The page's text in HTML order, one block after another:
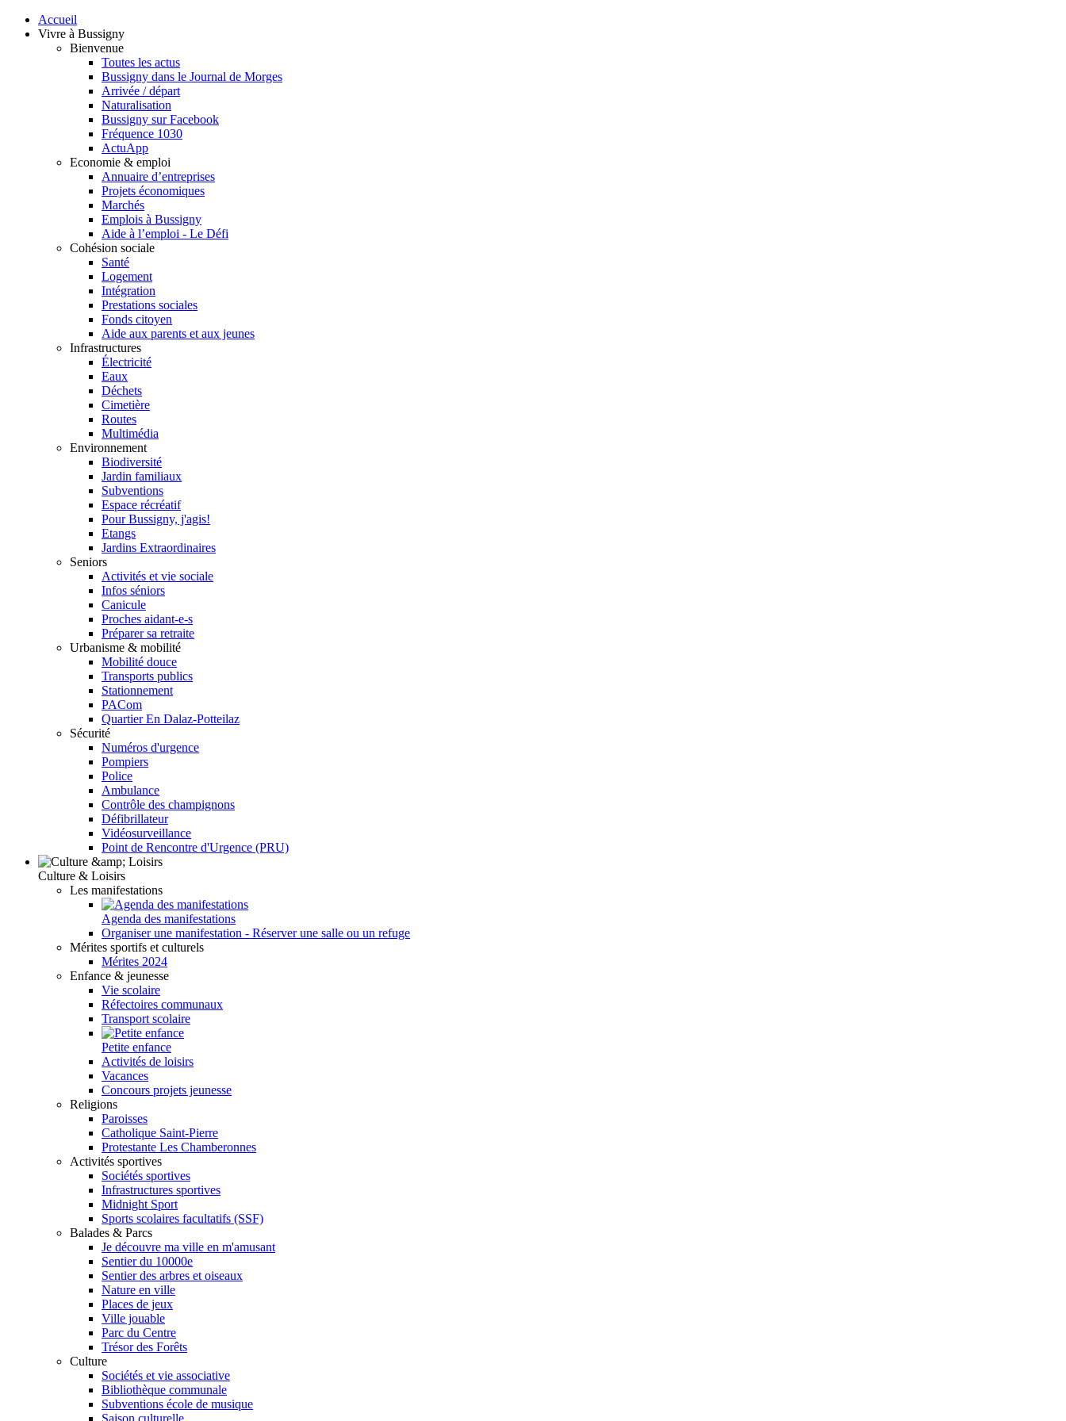
Accueil
Vivre à Bussigny
Bienvenue
Toutes les actus
Bussigny dans le Journal de Morges
Arrivée / départ
Naturalisation
Bussigny sur Facebook
Fréquence 1030
ActuApp
Economie & emploi
Annuaire d’entreprises
Projets économiques
Marchés
Emplois à Bussigny
Aide à l’emploi - Le Défi
Cohésion sociale
Santé
Logement
Intégration
Prestations sociales
Fonds citoyen
Aide aux parents et aux jeunes
Infrastructures
Électricité
Eaux
Déchets
Cimetière
Routes
Multimédia
Environnement
Biodiversité
Jardin familiaux
Subventions
Espace récréatif
Pour Bussigny, j'agis!
Etangs
Jardins Extraordinaires
Seniors
Activités et vie sociale
Infos séniors
Canicule
Proches aidant-e-s
Préparer sa retraite
Urbanisme & mobilité
Mobilité douce
Transports publics
Stationnement
PACom
Quartier En Dalaz-Potteilaz
Sécurité
Numéros d'urgence
Pompiers
Police
Ambulance
Contrôle des champignons
Défibrillateur
Vidéosurveillance
Point de Rencontre d'Urgence (PRU)
Culture & Loisirs
Les manifestations
Agenda des manifestations
Organiser une manifestation - Réserver une salle ou un refuge
Mérites sportifs et culturels
Mérites 2024
Enfance & jeunesse
Vie scolaire
Réfectoires communaux
Transport scolaire
Petite enfance
Activités de loisirs
Vacances
Concours projets jeunesse
Religions
Paroisses
Catholique Saint-Pierre
Protestante Les Chamberonnes
Activités sportives
Sociétés sportives
Infrastructures sportives
Midnight Sport
Sports scolaires facultatifs (SSF)
Balades & Parcs
Je découvre ma ville en m'amusant
Sentier du 10000e
Sentier des arbres et oiseaux
Nature en ville
Places de jeux
Ville jouable
Parc du Centre
Trésor des Forêts
Culture
Sociétés et vie associative
Bibliothèque communale
Subventions école de musique
Saison culturelle